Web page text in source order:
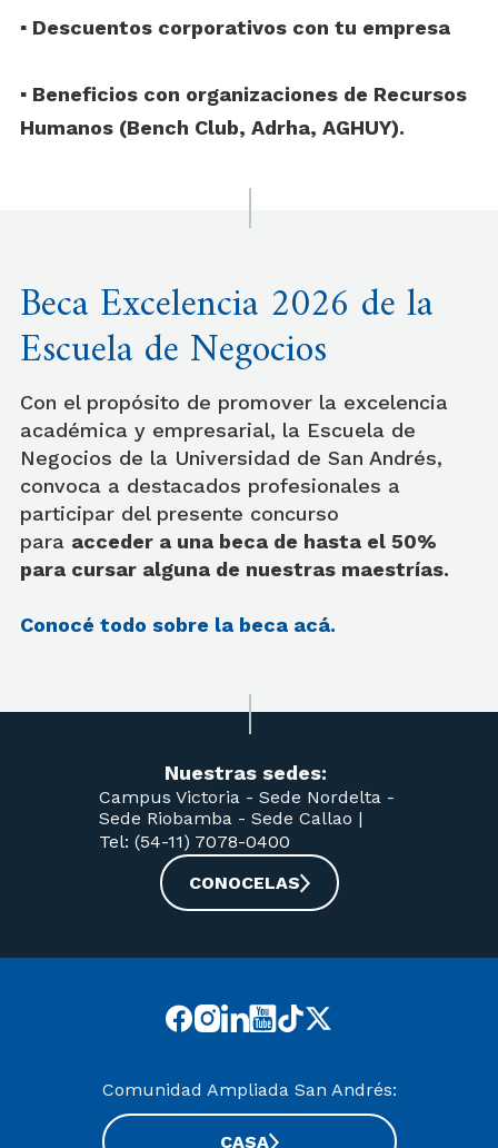
▪️ Descuentos corporativos con tu empresa
▪️ Beneficios con organizaciones de Recursos
Humanos (Bench Club, Adrha, AGHUY).
Beca Excelencia 2026 de la
Escuela de Negocios
Con el propósito de promover la excelencia
académica y empresarial, la Escuela de
Negocios de la Universidad de San Andrés,
convoca a destacados profesionales a
participar del presente concurso
para acceder a una beca de hasta el 50%
para cursar alguna de nuestras maestrías.
Conocé todo sobre la beca acá.
Nuestras sedes:
Campus Victoria - Sede Nordelta -
Sede Riobamba - Sede Callao |
Tel: (54-11) 7078-0400
CONOCELAS
Comunidad Ampliada San Andrés:
CASA